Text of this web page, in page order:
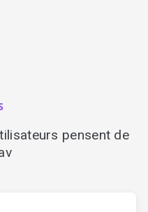
pensent de